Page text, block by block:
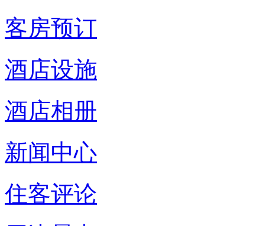
客房预订
酒店设施
酒店相册
新闻中心
住客评论